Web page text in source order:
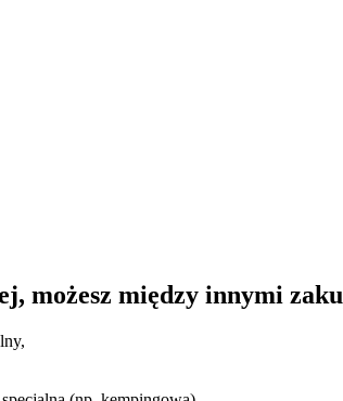
możesz między innymi